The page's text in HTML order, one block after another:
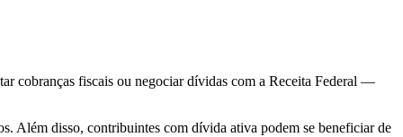
cobranças fiscais ou negociar dívidas com a Receita Federal —
Além disso, contribuintes com dívida ativa podem se beneficiar de